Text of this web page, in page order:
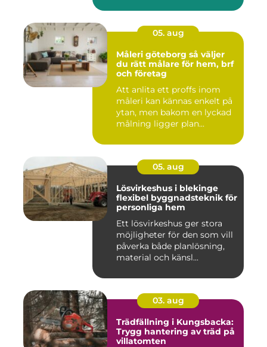
05. aug
Måleri göteborg så väljer
du rätt målare för hem, brf
och företag
Att anlita ett proffs inom
måleri kan kännas enkelt på
ytan, men bakom en lyckad
målning ligger plan...
05. aug
Lösvirkeshus i blekinge
flexibel byggnadsteknik för
personliga hem
Ett lösvirkeshus ger stora
möjligheter för den som vill
påverka både planlösning,
material och känsl...
03. aug
Trädfällning i Kungsbacka:
Trygg hantering av träd på
villatomten